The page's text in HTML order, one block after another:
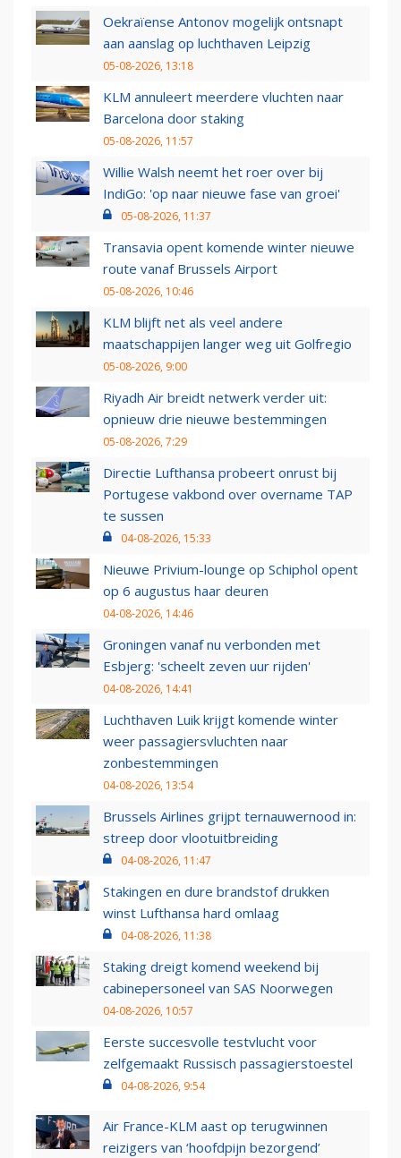
Oekraïense Antonov mogelijk ontsnapt
aan aanslag op luchthaven Leipzig
05-08-2026, 13:18
KLM annuleert meerdere vluchten naar
Barcelona door staking
05-08-2026, 11:57
Willie Walsh neemt het roer over bij
IndiGo: 'op naar nieuwe fase van groei'
05-08-2026, 11:37
Transavia opent komende winter nieuwe
route vanaf Brussels Airport
05-08-2026, 10:46
KLM blijft net als veel andere
maatschappijen langer weg uit Golfregio
05-08-2026, 9:00
Riyadh Air breidt netwerk verder uit:
opnieuw drie nieuwe bestemmingen
05-08-2026, 7:29
Directie Lufthansa probeert onrust bij
Portugese vakbond over overname TAP
te sussen
04-08-2026, 15:33
Nieuwe Privium-lounge op Schiphol opent
op 6 augustus haar deuren
04-08-2026, 14:46
Groningen vanaf nu verbonden met
Esbjerg: 'scheelt zeven uur rijden'
04-08-2026, 14:41
Luchthaven Luik krijgt komende winter
weer passagiersvluchten naar
zonbestemmingen
04-08-2026, 13:54
Brussels Airlines grijpt ternauwernood in:
streep door vlootuitbreiding
04-08-2026, 11:47
Stakingen en dure brandstof drukken
winst Lufthansa hard omlaag
04-08-2026, 11:38
Staking dreigt komend weekend bij
cabinepersoneel van SAS Noorwegen
04-08-2026, 10:57
Eerste succesvolle testvlucht voor
zelfgemaakt Russisch passagierstoestel
04-08-2026, 9:54
Air France-KLM aast op terugwinnen
reizigers van ‘hoofdpijn bezorgend’